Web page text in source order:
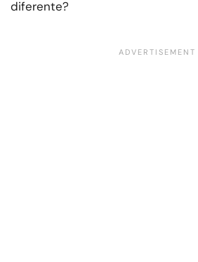
diferente?